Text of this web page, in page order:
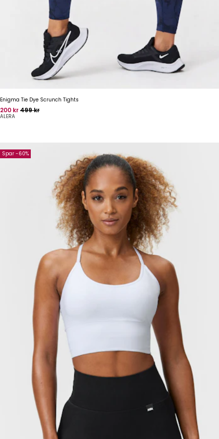
Enigma Tie Dye Scrunch Tights
Pris
200 krOprindelig pris
499 kr
ALERA
Spar -60%